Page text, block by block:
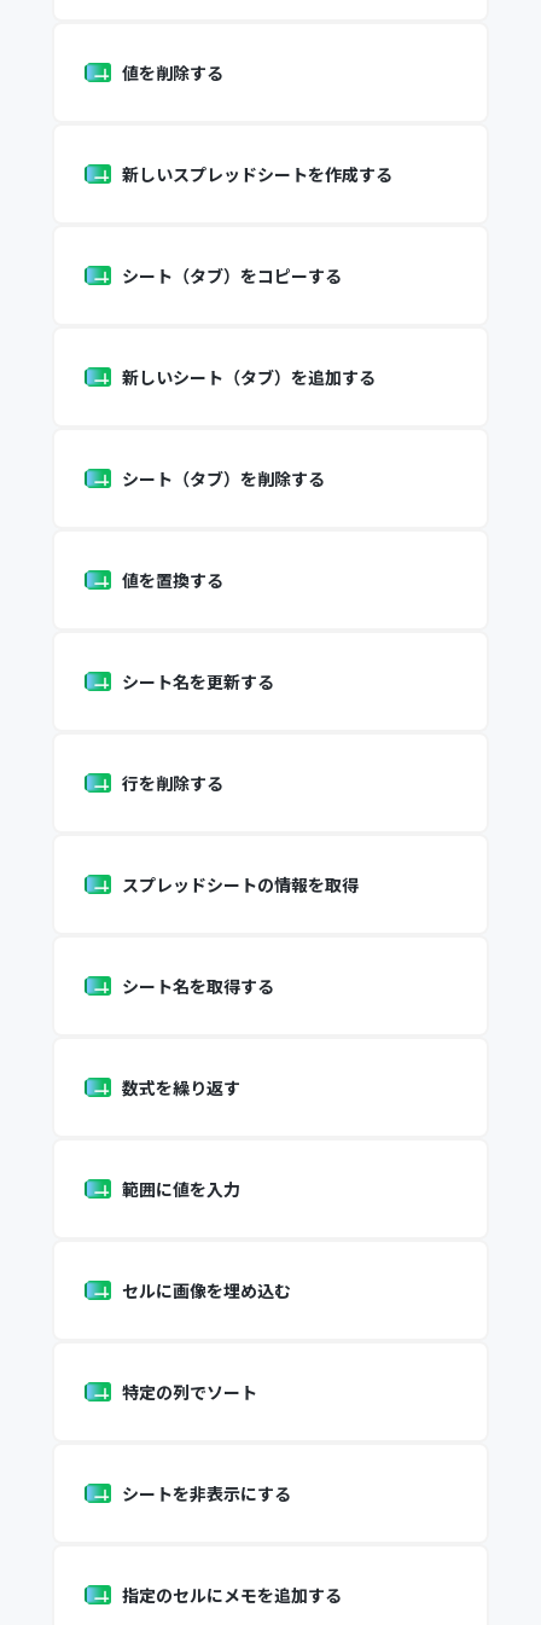
値を削除する
新しいスプレッドシートを作成する
シート（タブ）をコピーする
新しいシート（タブ）を追加する
シート（タブ）を削除する
値を置換する
シート名を更新する
行を削除する
スプレッドシートの情報を取得
シート名を取得する
数式を繰り返す
範囲に値を入力
セルに画像を埋め込む
特定の列でソート
シートを非表示にする
指定のセルにメモを追加する